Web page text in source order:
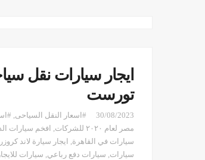
ايجار سيارات نقل
تورست
30/08/2023 #اسعار النقل السياحى,
مصر لعام ٢٠٢٠ للشركات
, افخم سيارات
سيارات في القاهرة, ايجار سيارة لاند كروزر
سيارات, سيارات دفع رباعي, سيارات للايجار